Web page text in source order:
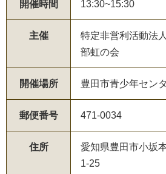
開催時間 13:30~15:30
主催
特定非営利活動法
部虹の会
開催場所 豊田市青少年セン
郵便番号 471-0034
住所
愛知県豊田市小坂
1-25